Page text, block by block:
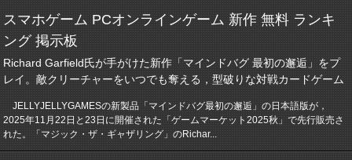
スマホゲーム PCオンラインゲーム 新作 無料 ランキ
ング 掲示板
Richard Garfield氏が手がけた新作「マインドバグ 最初の邂逅」をプ
レイ。敵クリーチャーをいつでも奪える，型破りな対戦カードゲーム
JELLYJELLYGAMESの新製品「マインドバグ最初の邂逅」の日本語版が，
2025年11月22日と23日に開催された「ゲームマーケット2025秋」で先行販売さ
れた。「マジック・ザ・ギャザリング」のRichar...